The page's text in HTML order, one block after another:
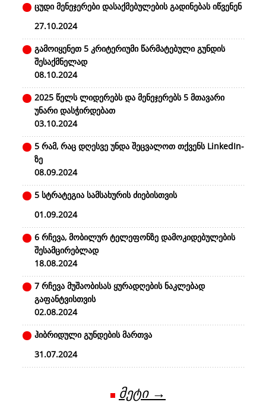
ცუდი მენეჯერები დასაქმებულების გადინებას იწვენენ
27.10.2024
გამოიყენეთ 5 კრიტერიუმი წარმატებული გუნდის
შესაქმნელად
08.10.2024
2025 წელს ლიდერებს და მენეჯერებს 5 მთავარი
უნარი დასჭირდებათ
03.10.2024
5 რამ, რაც დღესვე უნდა შეცვალოთ თქვენს LinkedIn-
ზე
08.09.2024
5 სტრატეგია სამსახურის ძიებისთვის
01.09.2024
6 რჩევა, მობილურ ტელეფონზე დამოკიდებულების
შესამცირებლად
18.08.2024
7 რჩევა მუშაობისას ყურადღების ნაკლებად
გაფანტვისთვის
02.08.2024
ჰიბრიდული გუნდების მართვა
31.07.2024
მეტი →